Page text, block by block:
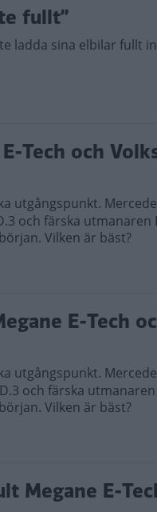
fullt”
ladda sina elbilar fullt
Tech och
utgångspunkt.
och färska utmanaren
Vilken är bäst?
E-Tech
utgångspunkt.
och färska
Vilken är bäst?
Megane E-